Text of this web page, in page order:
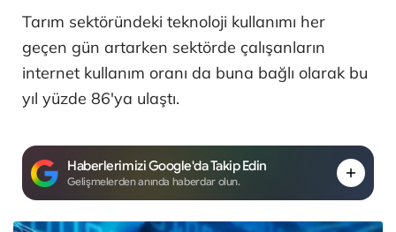
Tarım sektöründeki teknoloji kullanımı her
geçen gün artarken sektörde çalışanların
internet kullanım oranı da buna bağlı olarak bu
yıl yüzde 86'ya ulaştı.
Haberlerimizi Google'da Takip Edin
Gelişmelerden anında haberdar olun.